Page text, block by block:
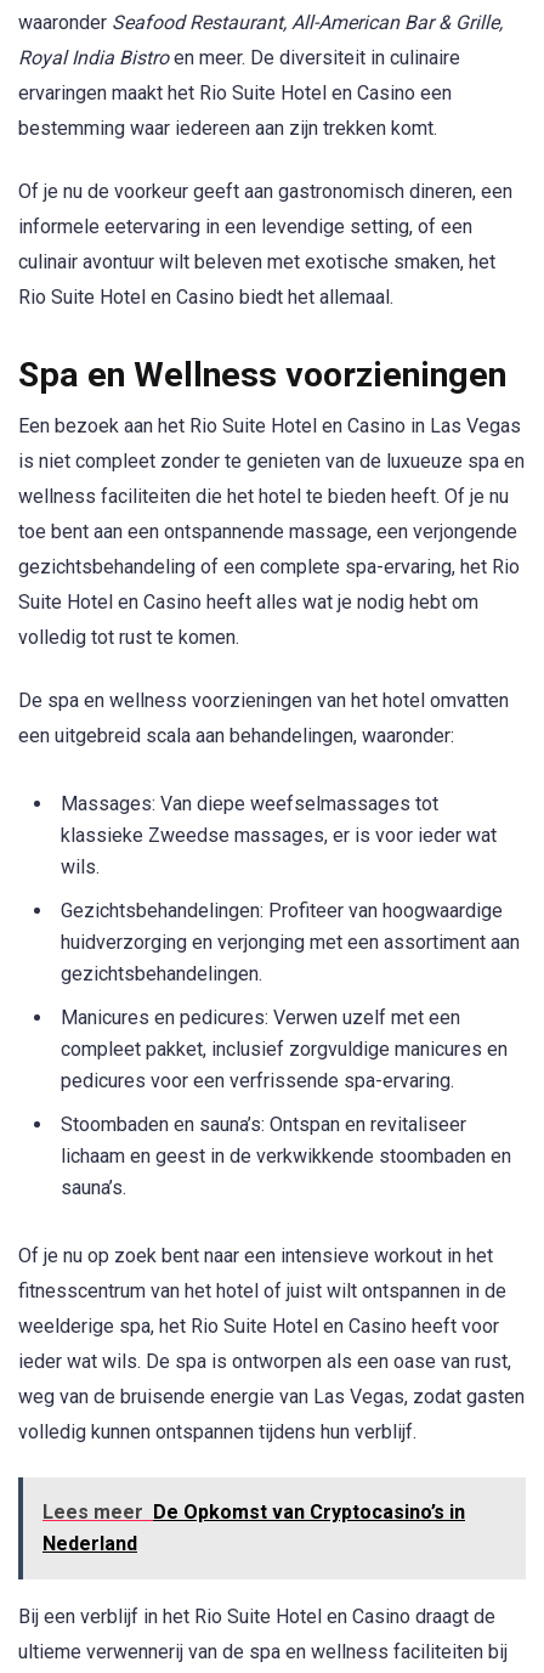
waaronder Seafood Restaurant, All-American Bar & Grille,
Royal India Bistroen meer. De diversiteit in culinaire
ervaringen maakt het Rio Suite Hotel en Casino een
bestemming waar iedereen aan zijn trekken komt.
Of je nu de voorkeur geeft aan gastronomisch dineren, een
informele eetervaring in een levendige setting, of een
culinair avontuur wilt beleven met exotische smaken, het
Rio Suite Hotel en Casino biedt het allemaal.
Spa en Wellness voorzieningen
Een bezoek aan het Rio Suite Hotel en Casino in Las Vegas
is niet compleet zonder te genieten van de luxueuze spa en
wellness faciliteiten die het hotel te bieden heeft. Of je nu
toe bent aan een ontspannende massage, een verjongende
gezichtsbehandeling of een complete spa-ervaring, het Rio
Suite Hotel en Casino heeft alles wat je nodig hebt om
volledig tot rust te komen.
De spa en wellness voorzieningen van het hotel omvatten
een uitgebreid scala aan behandelingen, waaronder:
Massages: Van diepe weefselmassages tot
klassieke Zweedse massages, er is voor ieder wat
wils.
Gezichtsbehandelingen: Profiteer van hoogwaardige
huidverzorging en verjonging met een assortiment aan
gezichtsbehandelingen.
Manicures en pedicures: Verwen uzelf met een
compleet pakket, inclusief zorgvuldige manicures en
pedicures voor een verfrissende spa-ervaring.
Stoombaden en sauna’s: Ontspan en revitaliseer
lichaam en geest in de verkwikkende stoombaden en
sauna’s.
Of je nu op zoek bent naar een intensieve workout in het
fitnesscentrum van het hotel of juist wilt ontspannen in de
weelderige spa, het Rio Suite Hotel en Casino heeft voor
ieder wat wils. De spa is ontworpen als een oase van rust,
weg van de bruisende energie van Las Vegas, zodat gasten
volledig kunnen ontspannen tijdens hun verblijf.
Lees meer De Opkomst van Cryptocasino’s in
Nederland
Bij een verblijf in het Rio Suite Hotel en Casino draagt de
ultieme verwennerij van de spa en wellness faciliteiten bij